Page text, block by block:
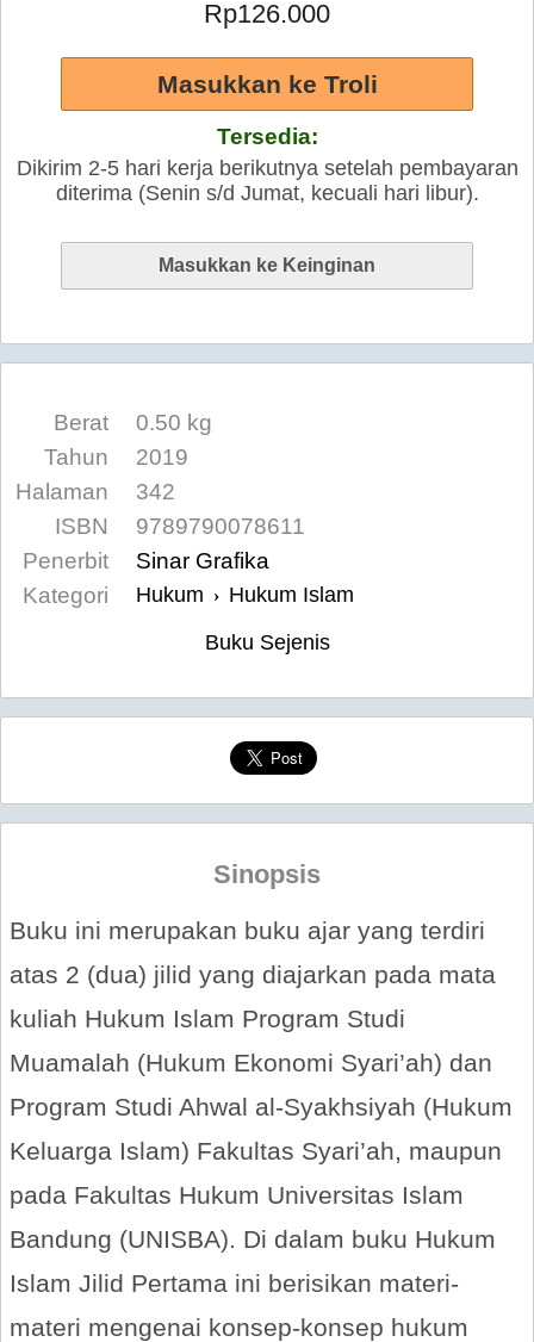
Rp126.000
Tersedia:
Dikirim 2-5 hari kerja berikutnya setelah pembayaran
diterima (Senin s/d Jumat, kecuali hari libur).
Berat
0.50 kg
Tahun
2019
Halaman
342
ISBN
9789790078611
Penerbit
Sinar Grafika
Kategori
Hukum › Hukum Islam
Buku Sejenis
Sinopsis
Buku ini merupakan buku ajar yang terdiri
atas 2 (dua) jilid yang diajarkan pada mata
kuliah Hukum Islam Program Studi
Muamalah (Hukum Ekonomi Syari’ah) dan
Program Studi Ahwal al-Syakhsiyah (Hukum
Keluarga Islam) Fakultas Syari’ah, maupun
pada Fakultas Hukum Universitas Islam
Bandung (UNISBA). Di dalam buku Hukum
Islam Jilid Pertama ini berisikan materi-
materi mengenai konsep-konsep hukum